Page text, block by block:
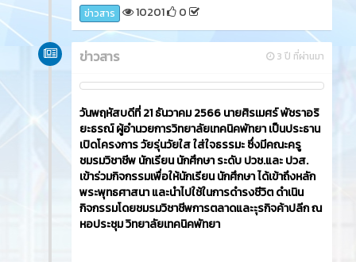
ข่าวสาร 10201 0
3 ปี ที่ผ่านมา
ข่าวสาร
วันพฤหัสบดีที่ 21 ธันวาคม 2566​ นายศิรเมศร์ พัชราอริ
ยะธรณ์ ผู้อำนวยการวิทยาลัยเทคนิคพัทยา เป็นประธาน
เปิดโครงการ วัยรุ่นวัยใส ใส่ใจธรรมะ ซึ่งมีคณะครู
ชมรมวิชาชีพ นักเรียน นักศึกษา ระดับ ปวช.และ ปวส.
เข้าร่วมกิจกรรมเพื่อให้นักเรียน นักศึกษา ได้เข้าถึงหลัก
พระพุทธศาสนา และนำไปใช้ในการดำรงชีวิต ดำเนิน
กิจกรรมโดยชมรมวิชาชีพการตลาดและะุรกิจค้าปลีก ณ
หอประชุม วิทยาลัยเทคนิคพัทยา